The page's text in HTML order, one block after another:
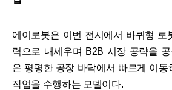
에이로봇은 이번 전시에서 바퀴형 로
력으로 내세우며 B2B 시장 공략을
은 평평한 공장 바닥에서 빠르게 이동
작업을 수행하는 모델이다.